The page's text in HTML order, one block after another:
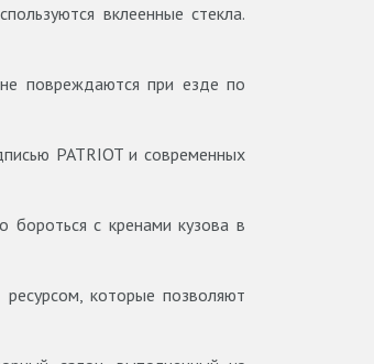
вклеенные стекла.
повреждаются при езде по
PATRIOT и современных
бороться с кренами кузова в
которые позволяют